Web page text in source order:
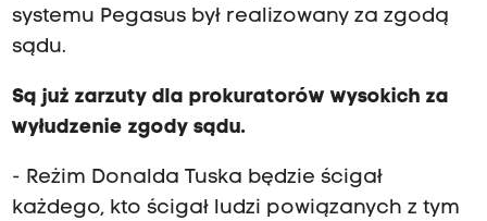
systemu Pegasus był realizowany za zgodą
sądu.
Są już zarzuty dla prokuratorów wysokich za
wyłudzenie zgody sądu.
- Reżim Donalda Tuska będzie ścigał
każdego, kto ścigał ludzi powiązanych z tym